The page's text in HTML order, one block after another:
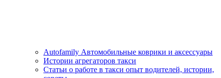
Autofamily Автомобильные коврики и аксессуары
Истории агрегаторов такси
Статьи о работе в такси опыт водителей, истории,